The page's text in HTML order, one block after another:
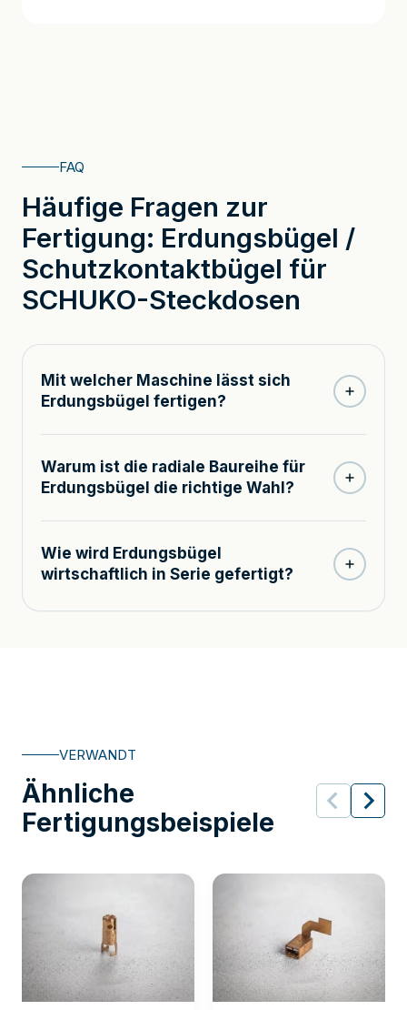
FAQ
Häufige Fragen zur
Fertigung: Erdungsbügel /
Schutzkontaktbügel für
SCHUKO-Steckdosen
Mit welcher Maschine lässt sich
Erdungsbügel fertigen?
Warum ist die radiale Baureihe für
Erdungsbügel die richtige Wahl?
Wie wird Erdungsbügel
wirtschaftlich in Serie gefertigt?
VERWANDT
Ähnliche
Fertigungsbeispiele